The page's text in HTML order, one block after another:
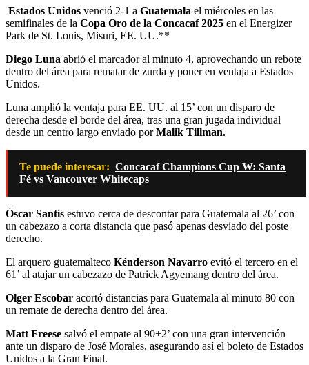
Estados Unidos venció 2-1 a Guatemala el miércoles en las
semifinales de la Copa Oro de la Concacaf 2025 en el Energizer
Park de St. Louis, Misuri, EE. UU.**
Diego Luna abrió el marcador al minuto 4, aprovechando un rebote
dentro del área para rematar de zurda y poner en ventaja a Estados
Unidos.
Luna amplió la ventaja para EE. UU. al 15’ con un disparo de
derecha desde el borde del área, tras una gran jugada individual
desde un centro largo enviado porMalik Tillman.
Te puede interesar: Concacaf Champions Cup W: Santa
Fé vs Vancouver Whitecaps
Óscar Santis estuvo cerca de descontar para Guatemala al 26’ con
un cabezazo a corta distancia que pasó apenas desviado del poste
derecho.
El arquero guatemalteco Kénderson Navarro evitó el tercero en el
61’ al atajar un cabezazo de Patrick Agyemang dentro del área.
Olger Escobar acortó distancias para Guatemala al minuto 80 con
un remate de derecha dentro del área.
Matt Freese salvó el empate al 90+2’ con una gran intervención
ante un disparo de José Morales, asegurando así el boleto de Estados
Unidos a la Gran Final.